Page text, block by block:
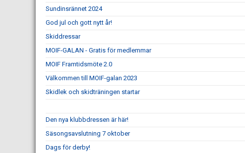
Sundinsrännet 2024
God jul och gott nytt år!
Skiddressar
MOIF-GALAN - Gratis för medlemmar
MOIF Framtidsmöte 2.0
Välkommen till MOIF-galan 2023
Skidlek och skidträningen startar
Den nya klubbdressen är här!
Säsongsavslutning 7 oktober
Dags för derby!